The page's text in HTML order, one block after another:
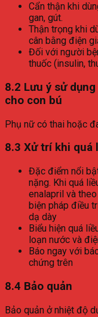
Cẩn thận khi
gan, gút.
Thận trọng khi
cân bằng điện
Đối với người
thuốc (insulin,
8.2 Lưu ý sử
cho con bú
Phụ nữ có thai hoặc
8.3 Xử trí khi quá
Đặc điểm nổi
nặng. Khi quá
enalapril và
biện pháp điều
dạ dày
Biểu hiện quá
loạn nước và
Báo ngay với
chứng trên
8.4 Bảo quản
Bảo quản ở nhiệt độ